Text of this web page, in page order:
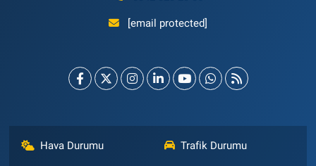
[email protected]
Hava Durumu Trafik Durumu